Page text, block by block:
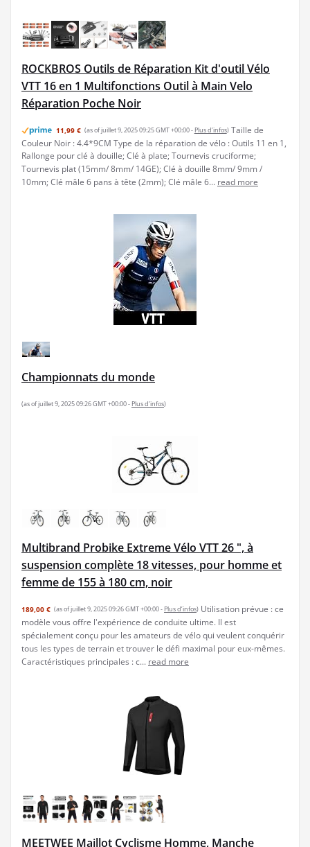
ROCKBROS Outils de Réparation Kit d'outil Vélo
VTT 16 en 1 Multifonctions Outil à Main Velo
Réparation Poche Noir
11,99 € (as of juillet 9, 2025 09:25 GMT +00:00 - Plus d’infos) Taille de
Couleur Noir : 4.4*9CM Type de la réparation de vélo : Outils 11 en 1,
Rallonge pour clé à douille; Clé à plate; Tournevis cruciforme;
Tournevis plat (15mm/ 8mm/ 14GE); Clé à douille 8mm/ 9mm /
10mm; Clé mâle 6 pans à tête (2mm); Clé mâle 6... read more
Championnats du monde
(as of juillet 9, 2025 09:26 GMT +00:00 - Plus d’infos)
Multibrand Probike Extreme Vélo VTT 26 ", à
suspension complète 18 vitesses, pour homme et
femme de 155 à 180 cm, noir
189,00 € (as of juillet 9, 2025 09:26 GMT +00:00 - Plus d’infos) Utilisation prévue : ce
modèle vous offre l'expérience de conduite ultime. Il est
spécialement conçu pour les amateurs de vélo qui veulent conquérir
tous les types de terrain et trouver le défi maximal pour eux-mêmes.
Caractéristiques principales : c... read more
MEETWEE Maillot Cyclisme Homme, Manche